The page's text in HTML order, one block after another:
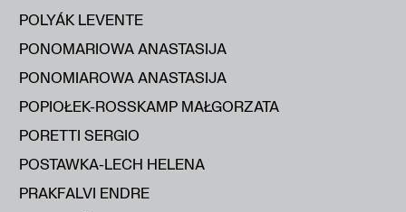
POLYÁK LEVENTE
PONOMARIOWA ANASTASIJA
PONOMIAROWA ANASTASIJA
POPIOŁEK-ROSSKAMP MAŁGORZATA
PORETTI SERGIO
POSTAWKA-LECH HELENA
PRAKFALVI ENDRE